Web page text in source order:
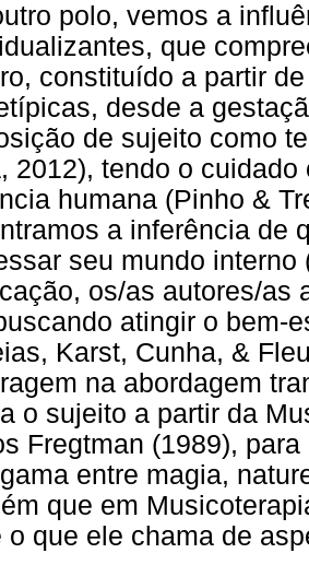
polo, vemos a
que
constituído a partir
desde a
de sujeito como
2012), tendo o
humana (Pinho &
a inferência de
seu mundo
os/as autores/as
atingir o bem-
Karst, Cunha, &
na abordagem
o sujeito a partir da
Fregtman (1989),
entre magia,
que em
o que ele chama de